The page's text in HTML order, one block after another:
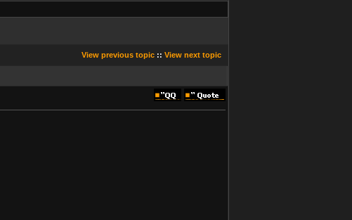
View previous topic :: View next topic